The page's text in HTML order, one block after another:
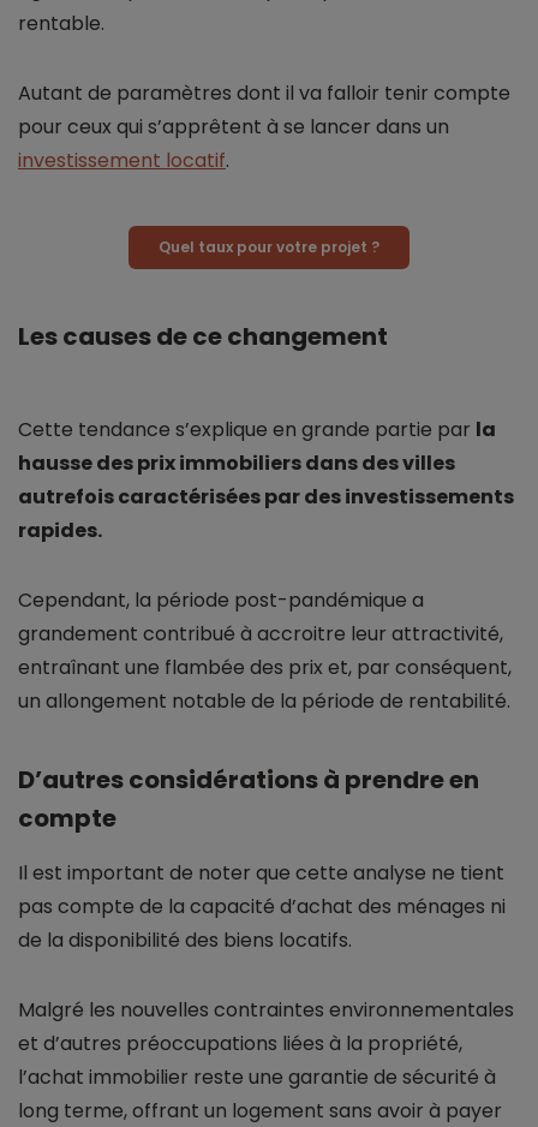
rentable.
Autant de paramètres dont il va falloir tenir compte
pour ceux qui s’apprêtent à se lancer dans un
investissement locatif.
Quel taux pour votre projet ?
Les causes de ce changement
Cette tendance s’explique en grande partie par la
hausse des prix immobiliers dans des villes
autrefois caractérisées par des investissements
rapides.
Cependant, la période post-pandémique a
grandement contribué à accroitre leur attractivité,
entraînant une flambée des prix et, par conséquent,
un allongement notable de la période de rentabilité.
D’autres considérations à prendre en
compte
Il est important de noter que cette analyse ne tient
pas compte de la capacité d’achat des ménages ni
de la disponibilité des biens locatifs.
Malgré les nouvelles contraintes environnementales
et d’autres préoccupations liées à la propriété,
l’achat immobilier reste une garantie de sécurité à
long terme, offrant un logement sans avoir à payer